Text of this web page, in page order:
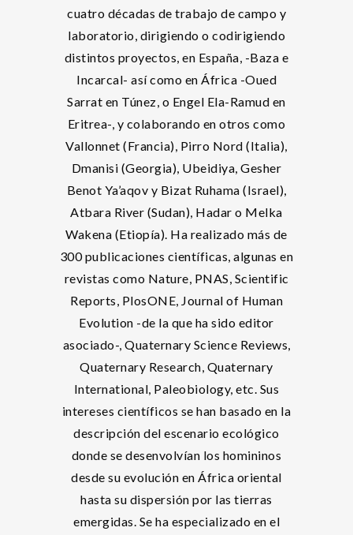
cuatro décadas de trabajo de campo y
laboratorio, dirigiendo o codirigiendo
distintos proyectos, en España, -Baza e
Incarcal- así como en África -Oued
Sarrat en Túnez, o Engel Ela-Ramud en
Eritrea-, y colaborando en otros como
Vallonnet (Francia), Pirro Nord (Italia),
Dmanisi (Georgia), Ubeidiya, Gesher
Benot Ya’aqov y Bizat Ruhama (Israel),
Atbara River (Sudan), Hadar o Melka
Wakena (Etiopía). Ha realizado más de
300 publicaciones científicas, algunas en
revistas como Nature, PNAS, Scientific
Reports, PlosONE, Journal of Human
Evolution -de la que ha sido editor
asociado-, Quaternary Science Reviews,
Quaternary Research, Quaternary
International, Paleobiology, etc. Sus
intereses científicos se han basado en la
descripción del escenario ecológico
donde se desenvolvían los homininos
desde su evolución en África oriental
hasta su dispersión por las tierras
emergidas. Se ha especializado en el